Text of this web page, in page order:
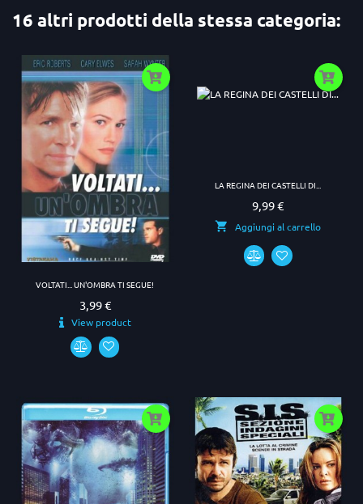
16 altri prodotti della stessa categoria:
VOLTATI... UN'OMBRA TI SEGUE!
Prezzo
3,99 €
View product
LA REGINA DEI CASTELLI DI...
Prezzo
9,99 €
Aggiungi al carrello